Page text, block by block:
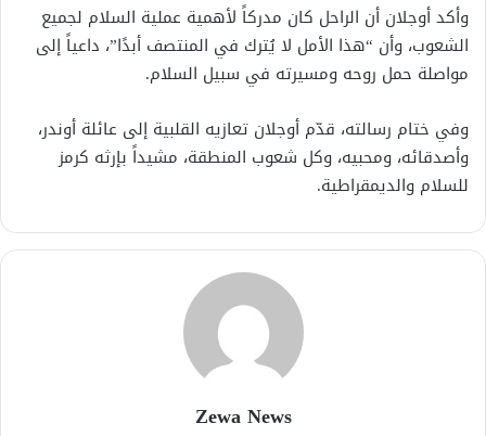
وأكد أوجلان أن الراحل كان مدركاً لأهمية عملية السلام لجميع
الشعوب، وأن “هذا الأمل لا يُترك في المنتصف أبدًا”، داعياً إلى
مواصلة حمل روحه ومسيرته في سبيل السلام.
وفي ختام رسالته، قدّم أوجلان تعازيه القلبية إلى عائلة أوندر،
وأصدقائه، ومحبيه، وكل شعوب المنطقة، مشيداً بإرثه كرمز
للسلام والديمقراطية.
Zewa News